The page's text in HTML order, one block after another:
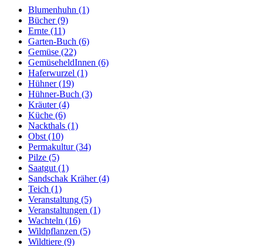
Blumenhuhn (1)
Bücher(9)
Ernte (11)
Garten-Buch (6)
Gemüse (22)
GemüseheldInnen (6)
Haferwurzel (1)
Hühner(19)
Hühner-Buch (3)
Kräuter(4)
Küche (6)
Nackthals (1)
Obst (10)
Permakultur(34)
Pilze (5)
Saatgut (1)
Sandschak Kräher(4)
Teich (1)
Veranstaltung (5)
Veranstaltungen (1)
Wachteln (16)
Wildpflanzen (5)
Wildtiere (9)